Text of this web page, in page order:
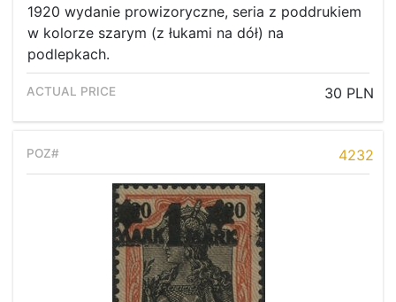
1920 wydanie prowizoryczne, seria z poddrukiem
w kolorze szarym (z łukami na dół) na
podlepkach.
30 PLN
4232